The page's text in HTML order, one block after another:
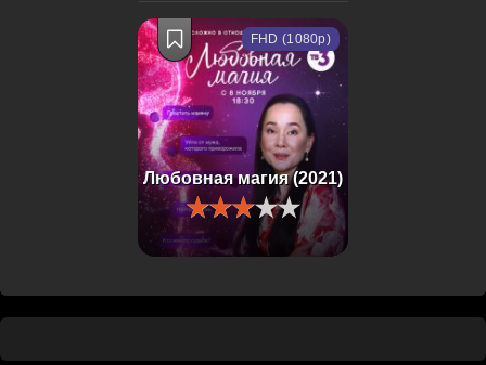
Любовная магия (2021)
FHD (1080p)